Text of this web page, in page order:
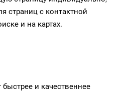
страниц с контактной
и на картах.
и качественнее